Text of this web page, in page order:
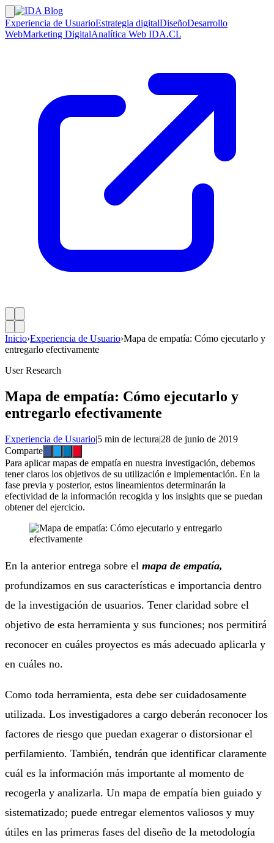
Experiencia de UsuarioEstrategia digitalDiseñoDesarrollo
WebMarketing DigitalAnalítica Web IDA.CL
Inicio›Experiencia de Usuario›Mapa de empatía: Cómo ejecutarlo y
entregarlo efectivamente
User Research
Mapa de empatía: Cómo ejecutarlo y
entregarlo efectivamente
Experiencia de Usuario|5 min de lectura|28 de junio de 2019
Comparte
Para aplicar mapas de empatía en nuestra investigación, debemos
tener claros los objetivos de su utilización e implementación. En la
fase previa y posterior, estos lineamientos determinarán la
efectividad de la información recogida y los insights que se puedan
obtener del ejercicio.
En la anterior entrega sobre el mapa de empatía,
profundizamos en sus características e importancia dentro
de la investigación de usuarios. Tener claridad sobre el
objetivo de esta herramienta y sus funciones; nos permitirá
reconocer en cuáles proyectos es más adecuado aplicarla y
en cuáles no.
Como toda herramienta, esta debe ser cuidadosamente
utilizada. Los investigadores a cargo deberán reconocer los
factores de riesgo que puedan exagerar o distorsionar el
perfilamiento. También, tendrán que identificar claramente
cuál es la información más importante al momento de
recogerla y analizarla. Un mapa de empatía bien guiado y
sistematizado; puede entregar elementos valiosos y muy
útiles en las primeras fases del diseño de la metodología